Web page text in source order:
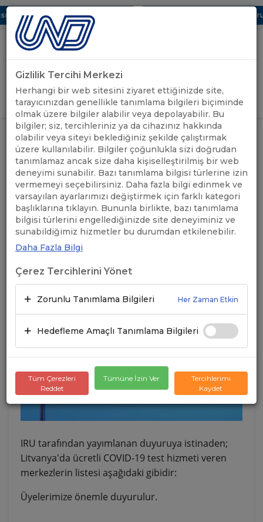
Dijital UBAK Bölümü Hakkında UND, Yunanistan Vize
Uluslararası Nakliyeciler Derneği
GİRİŞ YAP
ANASAYFA /
ÖNEMLİ
DUYURULAR
/ LİTVANYA'DAKİ COVID-19 TEST
MERKEZLERİ
LİTVANYA'DAKİ COVID-19
TEST MERKEZLERİ
25.02.2021 A+ A-
IRU tarafından yayımlanan duyuruya istinaden;
Litvanya'da ücretli COVID-19 test hizmeti veren
merkezlerin listesi aşağıdaki gibidir:
Üyelerimize önemle duyurulur.
Gizlilik Tercihi Merkezi
Herhangi bir web sitesini ziyaret ettiğinizde site,
tarayıcınızdan genellikle tanımlama bilgileri biçiminde
olmak üzere bilgiler alabilir veya depolayabilir. Bu
bilgiler; siz, tercihleriniz ya da cihazınız hakkında
olabilir veya siteyi beklediğiniz şekilde çalıştırmak
üzere kullanılabilir. Bilgiler çoğunlukla sizi doğrudan
tanımlamaz ancak size daha kişiselleştirilmiş bir web
deneyimi sunabilir. Bazı tanımlama bilgisi türlerine izin
vermemeyi seçebilirsiniz. Daha fazla bilgi edinmek ve
varsayılan ayarlarımızı değiştirmek için farklı kategori
başlıklarına tıklayın. Bununla birlikte, bazı tanımlama
bilgisi türlerini engellediğinizde site deneyiminiz ve
sunabildiğimiz hizmetler bu durumdan etkilenebilir.
Daha Fazla Bilgi
Çerez Tercihlerini Yönet
Zorunlu Tanımlama Bilgileri Her Zaman Etkin
Hedefleme Amaçlı Tanımlama Bilgileri
Tüm Çerezleri
Reddet
Tümüne İzin Ver
Tercihlerimi
Kaydet